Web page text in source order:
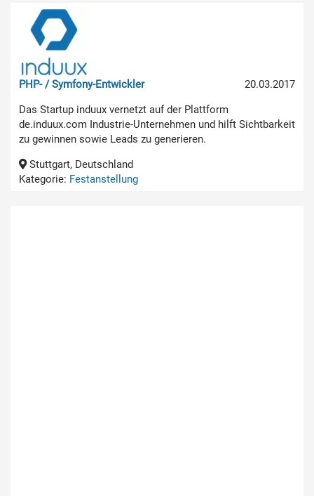
20.03.2017
PHP- / Symfony-Entwickler
Das Startup induux vernetzt auf der Plattform
de.induux.com Industrie-Unternehmen und hilft Sichtbarkeit
zu gewinnen sowie Leads zu generieren.
Stuttgart, Deutschland
Kategorie: Festanstellung